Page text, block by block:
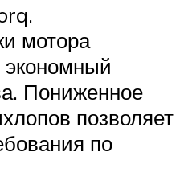
мотора
Пониженное
позволяет
по